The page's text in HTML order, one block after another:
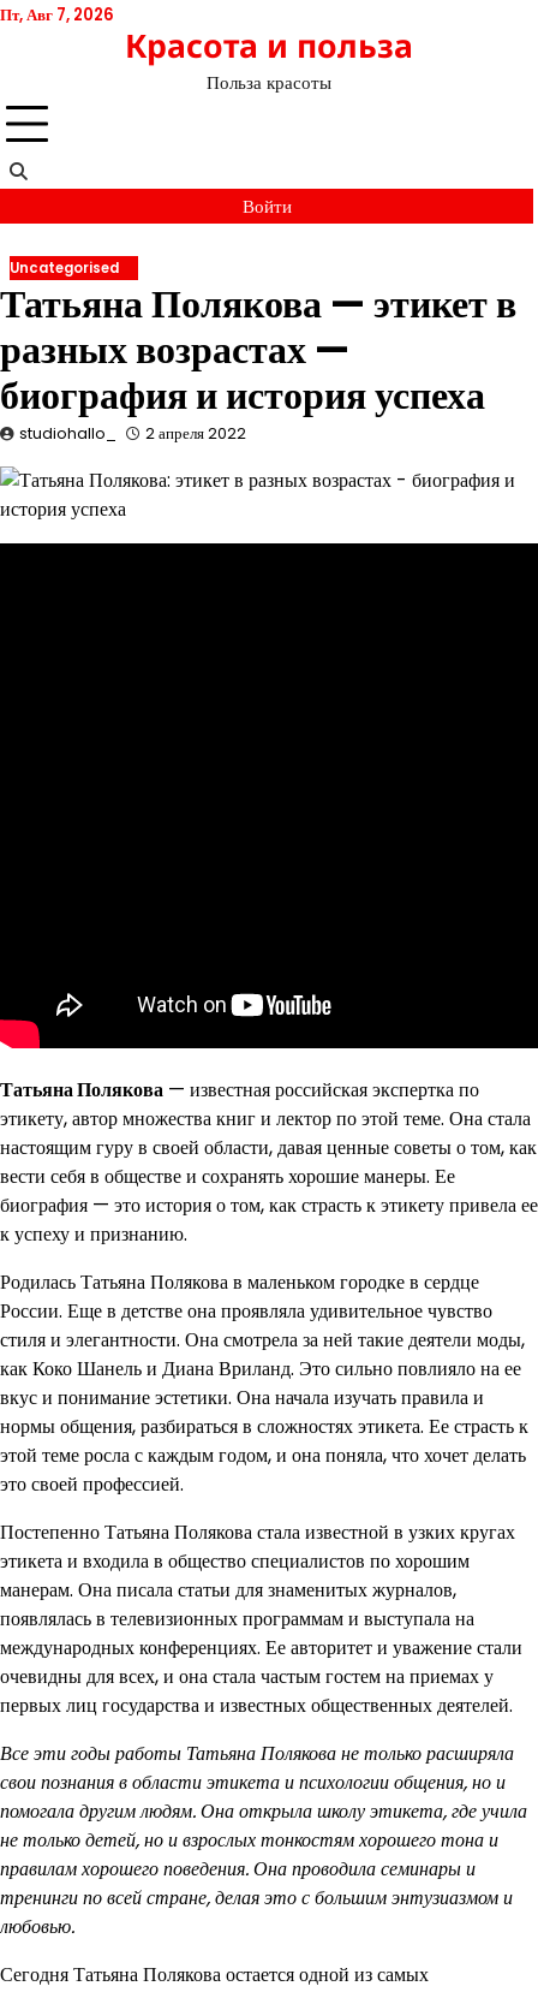
Перейти
Пт, Авг 7, 2026
Красота и польза
Польза красоты
Войти
Uncategorised
Татьяна Полякова — этикет в
разных возрастах —
биография и история успеха
studiohallo_ 2 апреля 2022
Татьяна Полякова — известная российская экспертка по
этикету, автор множества книг и лектор по этой теме. Она стала
настоящим гуру в своей области, давая ценные советы о том, как
вести себя в обществе и сохранять хорошие манеры. Ее
биография — это история о том, как страсть к этикету привела ее
к успеху и признанию.
Родилась Татьяна Полякова в маленьком городке в сердце
России. Еще в детстве она проявляла удивительное чувство
стиля и элегантности. Она смотрела за ней такие деятели моды,
как Коко Шанель и Диана Вриланд. Это сильно повлияло на ее
вкус и понимание эстетики. Она начала изучать правила и
нормы общения, разбираться в сложностях этикета. Ее страсть к
этой теме росла с каждым годом, и она поняла, что хочет делать
это своей профессией.
Постепенно Татьяна Полякова стала известной в узких кругах
этикета и входила в общество специалистов по хорошим
манерам. Она писала статьи для знаменитых журналов,
появлялась в телевизионных программам и выступала на
международных конференциях. Ее авторитет и уважение стали
очевидны для всех, и она стала частым гостем на приемах у
первых лиц государства и известных общественных деятелей.
Все эти годы работы Татьяна Полякова не только расширяла
свои познания в области этикета и психологии общения, но и
помогала другим людям. Она открыла школу этикета, где учила
не только детей, но и взрослых тонкостям хорошего тона и
правилам хорошего поведения. Она проводила семинары и
тренинги по всей стране, делая это с большим энтузиазмом и
любовью.
Сегодня Татьяна Полякова остается одной из самых